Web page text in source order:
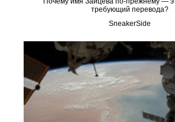
требующий перевода?
SneakerSide